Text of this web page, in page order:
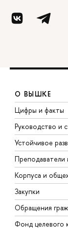
О ВЫШКЕ
Цифры и факты
Руководство и
Устойчивое
Преподаватели
Корпуса и
Закупки
Обращения
Фонд целевого